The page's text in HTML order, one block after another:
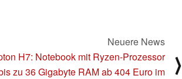
Neuere News
H7: Notebook mit Ryzen-Prozessor
zu 36 Gigabyte RAM ab 404 Euro im
⟩